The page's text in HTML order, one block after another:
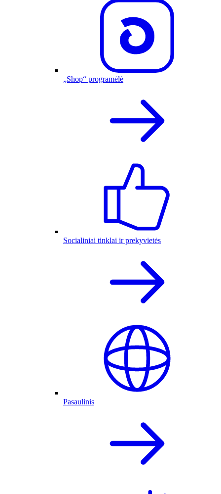
„Shop“ programėlė
Socialiniai tinklai ir prekyvietės
Pasaulinis